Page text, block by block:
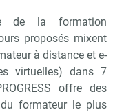
de la formation
proposés mixent
à distance et e-
virtuelles) dans 7
offre des
du formateur le plus